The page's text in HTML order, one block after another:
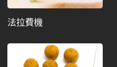
法拉費機